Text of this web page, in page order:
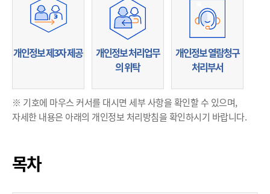
개인정보 제3자 제공
개인정보 처리업무
의 위탁
개인정보 열람청구
처리부서
※ 기호에 마우스 커서를 대시면 세부 사항을 확인할 수 있으며,
자세한 내용은 아래의 개인정보 처리방침을 확인하시기 바랍니다.
목차